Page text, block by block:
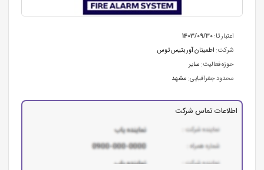
اعتبار تا:1403/09/30
شرکت: اطمینان آور بتیس توس
حوزه فعالیت: سایر
محدود جغرافیایی: مشهد
اطلاعات تماس شرکت